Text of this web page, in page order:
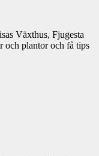
Växthus, Fjugesta
och plantor och få tips